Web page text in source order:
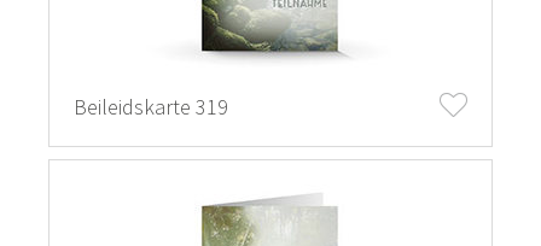
Beileidskarte 319